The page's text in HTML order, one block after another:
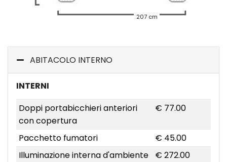
207 cm
ABITACOLO INTERNO
INTERNI
Doppi portabicchieri anteriori
con copertura
€ 77.00
Pacchetto fumatori
€ 45.00
Illuminazione interna d'ambiente
€ 272.00